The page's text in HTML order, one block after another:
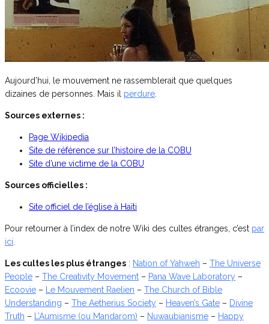
Aujourd’hui, le mouvement ne rassemblerait que quelques
dizaines de personnes. Mais il perdure
Sources externes :
Page Wikipedia
Site de référence sur l’histoire de la COBU
Site d’une victime de la COBU
Sources officielles :
Site officiel de l’église à Haïti
Pour retourner à l’index de notre Wiki des cultes étranges, c’est par
ici
Les cultes les plus étranges : Nation of Yahweh – The Universe
People – The Creativity Movement – Pana Wave Laboratory –
Ecoovie – Le Mouvement Raelien – The Church of Bible
Understanding – The Aetherius Society – Heaven’s Gate – Divine
Truth – L’Aumisme (ou Mandarom) – Nuwaubianisme – Happy